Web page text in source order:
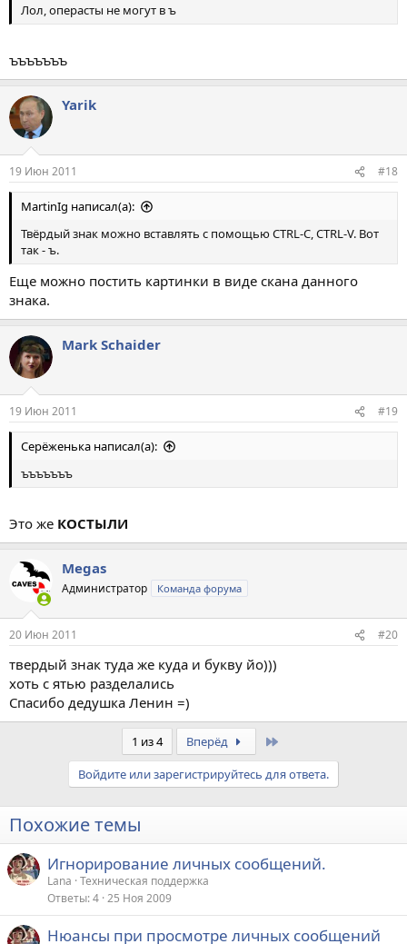
Лол, операсты не могут в ъ
ъъъъъъъ
Yarik
19 Июн 2011 #18
MartinIg написал(а):
Твёрдый знак можно вставлять с помощью CTRL-C, CTRL-V. Вот
так - ъ.
Еще можно постить картинки в виде скана данного
знака.
Mark Schaider
19 Июн 2011 #19
Серёженька написал(а):
ъъъъъъъ
Это же КОСТЫЛИ
Megas
Администратор Команда форума
20 Июн 2011 #20
твердый знак туда же куда и букву йо)))
хоть с ятью разделались
Спасибо дедушка Ленин =)
1 из 4 Вперёд
Войдите или зарегистрируйтесь для ответа.
Похожие темы
Игнорирование личных сообщений.
Lana Техническая поддержка
Ответы 4 25 Ноя 2009
Нюансы при просмотре личных сообщений